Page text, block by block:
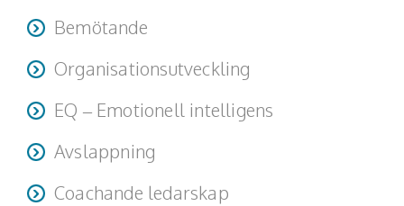
Bemötande
Organisationsutveckling
EQ – Emotionell intelligens
Avslappning
Coachande ledarskap